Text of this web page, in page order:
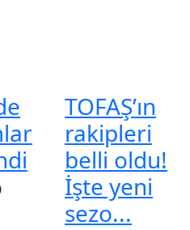
TOFAŞ’ın
rakipleri
belli oldu!
İşte yeni
sezo...